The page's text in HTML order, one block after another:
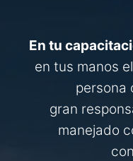
En tu
en tus manos
persona
gran
manejado